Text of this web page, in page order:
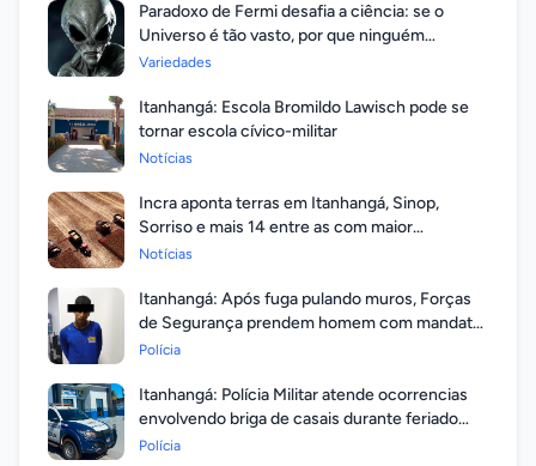
Paradoxo de Fermi desafia a ciência: se o
Universo é tão vasto, por que ninguém
respondeu?
Variedades
Itanhangá: Escola Bromildo Lawisch pode se
tornar escola cívico-militar
Notícias
Incra aponta terras em Itanhangá, Sinop,
Sorriso e mais 14 entre as com maior
valorização
Notícias
Itanhangá: Após fuga pulando muros, Forças
de Segurança prendem homem com mandato
em aberto por homicídio
Polícia
Itanhangá: Polícia Militar atende ocorrencias
envolvendo briga de casais durante feriado
prolongado
Polícia